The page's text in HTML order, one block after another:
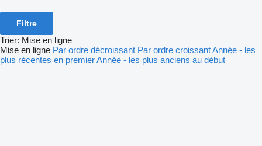
Filtre
Trier: Mise en ligne
Mise en ligne Par ordre décroissant Par ordre croissantAnnée - les
plus récentes en premierAnnée - les plus anciens au début